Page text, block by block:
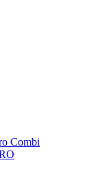
Combi